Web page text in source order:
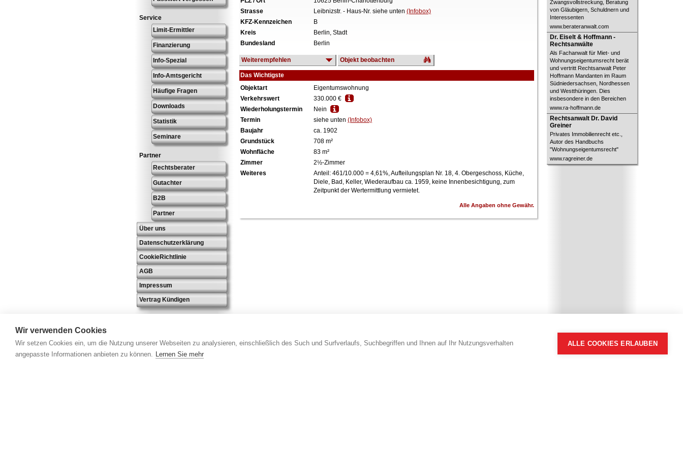
Wir verwenden Cookies
Wir setzen Cookies ein, um die Nutzung unserer Webseiten zu analysieren, einschließlich des Such und Surfverlaufs, Suchbegriffen und Ihnen auf Ihr Nutzungsverhalten
angepasste Informationen anbieten zu können. Lernen Sie mehr
ALLE COOKIES ERLAUBEN
Service
Limit-Ermittler
Finanzierung
Info-Spezial
Info-Amtsgericht
Häufige Fragen
Downloads
Statistik
Seminare
Partner
Rechtsberater
Gutachter
B2B
Partner
Über uns
Datenschutzerklärung
CookieRichtlinie
AGB
Impressum
Vertrag Kündigen
Strasse
Leibnizstr. - Haus-Nr. siehe unten(Infobox)
KFZ-Kennzeichen
B
Kreis
Berlin, Stadt
Bundesland
Berlin
Weiterempfehlen Objekt beobachten
Das Wichtigste
Objektart
Eigentumswohnung
Verkehrswert
330.000 €
Wiederholungstermin
Nein
Termin
siehe unten(Infobox)
Baujahr
ca. 1902
Grundstück
708 m²
Wohnfläche
83 m²
Zimmer
2½-Zimmer
Weiteres
Anteil: 461/10.000 = 4,61%, Aufteilungsplan Nr. 18, 4. Obergeschoss, Küche,
Diele, Bad, Keller, Wiederaufbau ca. 1959, keine Innenbesichtigung, zum
Zeitpunkt der Wertermittlung vermietet.
Alle Angaben ohne Gewähr.
Zwangsvollstreckung, Beratung
von Gläubigern, Schuldnern und
Interessenten
www.berateranwalt.com
Dr. Eiselt & Hoffmann -
Rechtsanwälte
Dr. Eiselt & Hoffmann -
Rechtsanwälte
Als Fachanwalt für Miet- und
Wohnungseigentumsrecht berät
und vertritt Rechtsanwalt Peter
Hoffmann Mandanten im Raum
Südniedersachsen, Nordhessen
und Westthüringen. Dies
insbesondere in den Bereichen
www.ra-hoffmann.de
Rechtsanwalt Dr. David Greiner
Rechtsanwalt Dr. David
Greiner
Privates Immobilienrecht etc.,
Autor des Handbuchs
"Wohnungseigentumsrecht"
www.ragreiner.de